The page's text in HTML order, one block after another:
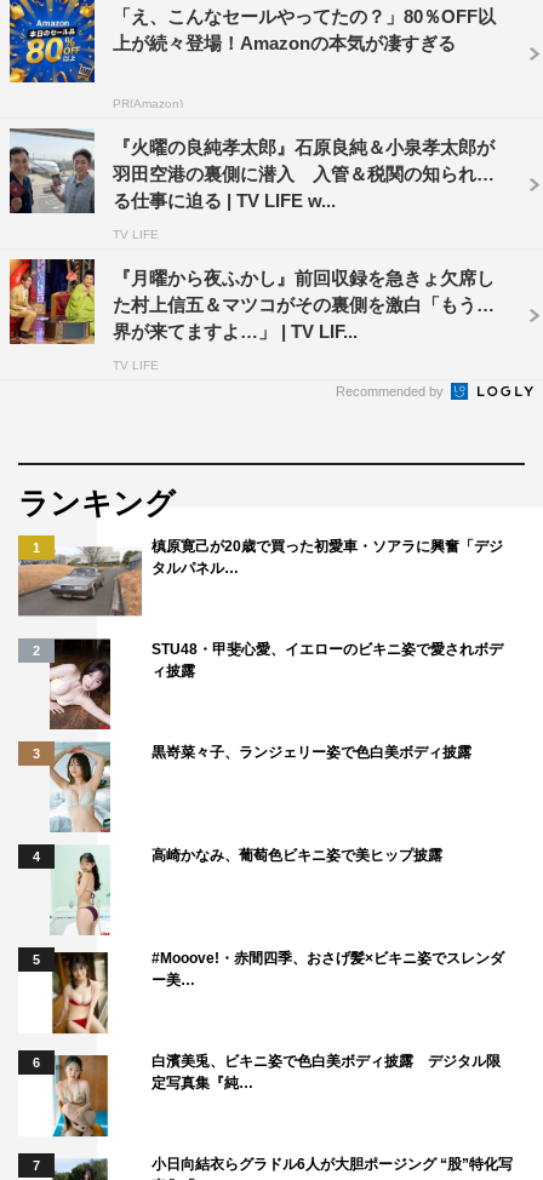
「え、こんなセールやってたの？」80％OFF以
上が続々登場！Amazonの本気が凄すぎる
PR(Amazon)
『火曜の良純孝太郎』石原良純＆小泉孝太郎が
羽田空港の裏側に潜入 入管＆税関の知られざ
る仕事に迫る | TV LIFE w...
TV LIFE
『月曜から夜ふかし』前回収録を急きょ欠席し
た村上信五＆マツコがその裏側を激白「もう限
界が来てますよ…」 | TV LIF...
TV LIFE
Recommended by
ランキング
1
槙原寛己が20歳で買った初愛車・ソアラに興奮「デジ
タルパネル…
2
STU48・甲斐心愛、イエローのビキニ姿で愛されボデ
ィ披露
3 黒嵜菜々子、ランジェリー姿で色白美ボディ披露
4 高崎かなみ、葡萄色ビキニ姿で美ヒップ披露
5
#Mooove!・赤間四季、おさげ髪×ビキニ姿でスレンダ
ー美…
6
白濱美兎、ビキニ姿で色白美ボディ披露 デジタル限
定写真集『純…
7
小日向結衣らグラドル6人が大胆ポージング “股”特化写